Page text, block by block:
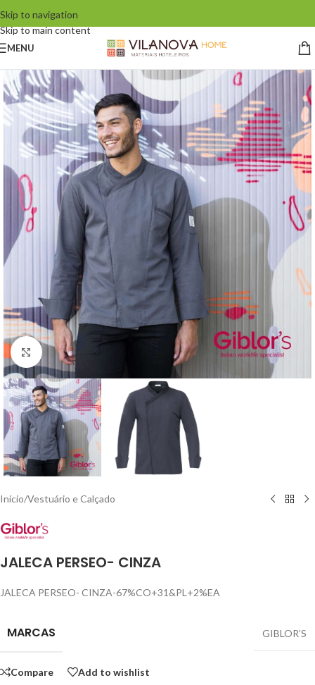
Skip to navigation
Skip to main content
MENU
Click to enlarge
Início/Vestuário e Calçado
JALECA PERSEO- CINZA
JALECA PERSEO- CINZA-67%CO+31&PL+2%EA
MARCAS GIBLOR’S
Compare Add to wishlist